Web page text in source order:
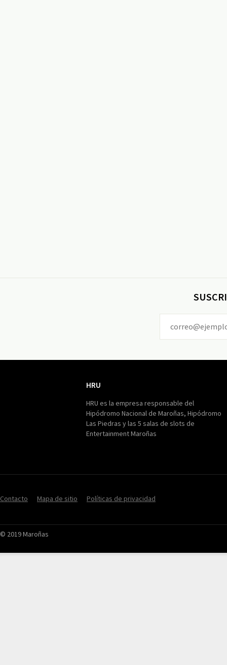
HRU
HRU es la empresa responsable del
Hipódromo Nacional de Maroñas, Hipódromo
Las Piedras y las 5 salas de slots de
Entertainment Maroñas
Contacto Mapa de sitio Políticas de privacidad
© 2019 Maroñas